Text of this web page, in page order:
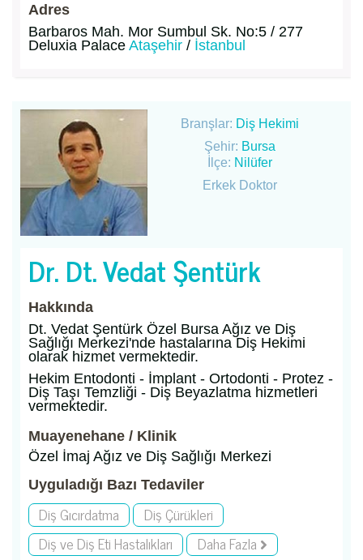
Adres
Barbaros Mah. Mor Sumbul Sk. No:5 / 277
Deluxia Palace Ataşehir / İstanbul
Branşlar: Diş Hekimi
Şehir: Bursa
İlçe: Nilüfer
Erkek Doktor
Dr. Dt. Vedat Şentürk
Hakkında
Dt. Vedat Şentürk Özel Bursa Ağız ve Diş
Sağlığı Merkezi'nde hastalarına Diş Hekimi
olarak hizmet vermektedir.
Hekim Entodonti - İmplant - Ortodonti - Protez -
Diş Taşı Temzliği - Diş Beyazlatma hizmetleri
vermektedir.
Muayenehane / Klinik
Özel İmaj Ağız ve Diş Sağlığı Merkezi
Uyguladığı Bazı Tedaviler
Diş Gıcırdatma
Diş Çürükleri
Diş ve Diş Eti Hastalıkları
Daha Fazla